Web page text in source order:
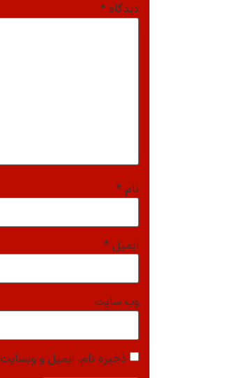
دیدگاه *
نام *
ایمیل *
وب‌ سایت
ذخیره نام، ایمیل و